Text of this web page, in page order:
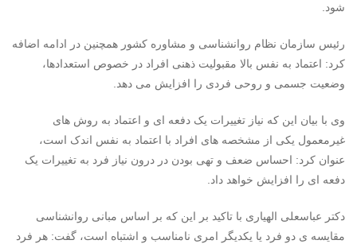
شود.
رئیس سازمان نظام روانشناسی و مشاوره کشور همچنین در ادامه اضافه
کرد: اعتماد به نفس بالا مقبولیت ذهنی افراد در خصوص استعدادها،
وضعیت جسمی و روحی فردی را افزایش می دهد.
وی با بیان این که نیاز تغییرات یک دفعه ای و اعتماد به روش های
غیرمعمول یکی از مشخصه های افراد با اعتماد به نفس اندک است،
عنوان کرد: احساس ضعف و تهی بودن در درون نیاز فرد به تغییرات یک
دفعه ای را افزایش خواهد داد.
دکتر عباسعلی الهیاری با تاکید بر این که بر اساس مبانی روانشناسی
مقایسه ی دو فرد یا یکدیگر امری نامناسب و اشتباه است، گفت: هر فرد